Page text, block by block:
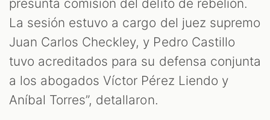
presunta comisión del delito de rebelión.
La sesión estuvo a cargo del juez supremo
Juan Carlos Checkley, y Pedro Castillo
tuvo acreditados para su defensa conjunta
a los abogados Víctor Pérez Liendo y
Aníbal Torres”, detallaron.